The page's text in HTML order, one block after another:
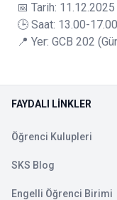
📅 Tarih: 11.12.2025
🕒 Saat: 13.00-17.00
📍 Yer: GCB 202
FAYDALI LINKLER
Öğrenci Kulupleri
SKS Blog
Engelli Öğrenci Birimi